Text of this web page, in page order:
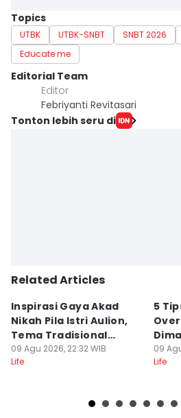
Topics
UTBK UTBK-SNBT SNBT 2026
Educate me
Editorial Team
Editor
Febriyanti Revitasari
Tonton lebih seru di
Related Articles
Inspirasi Gaya Akad
Nikah Pila Istri Aulion,
Tema Tradisional
Modern
09 Agu 2026, 22:32 WIB
Life
5
09
Life